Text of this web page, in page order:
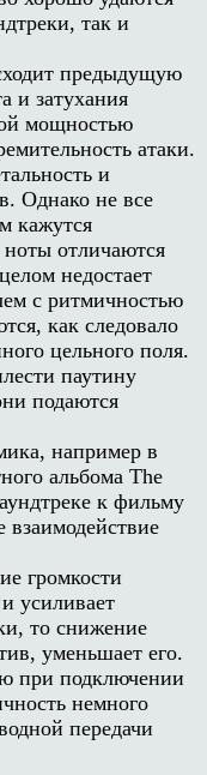
так и
предыдущую
и затухания
мощностью
атаки.
и
Однако не все
кажутся
отличаются
недостает
с ритмичностью
как следовало
цельного поля.
паутину
подаются
например в
альбома The
к фильму
взаимодействие
громкости
усиливает
то снижение
уменьшает его.
при подключении
немного
передачи